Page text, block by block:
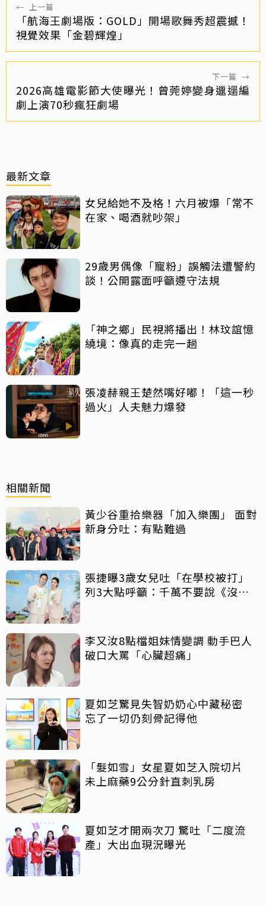
← 上一篇
「航海王劇場版：GOLD」開場歌舞秀超震撼！
視覺效果「金碧輝煌」
下一篇 →
2026高雄電影節大使曝光！曾莞婷變身邋遢編
劇上演70秒瘋狂劇場
最新文章
女兒給她不及格！六月被爆「常不
在家、喝酒就吵架」
29歲男偶像「寵粉」誤觸法遭警約
談！公開露面呼籲遵守法規
「神之鄉」民視將播出！林玟誼憶
繞境：像真的走完一趟
張凌赫親王楚然嘴好嘟！「這一秒
過火」人夫魅力爆發
相關新聞
黃少谷重拾樂器「加入樂團」 面對
新身分吐：有點難過
張捷曝3歲女兒吐「在學校被打」
列3大點呼籲：千萬不要說《沒關
李又汝8點檔姐妹情變調 動手巴人
破口大罵「心臟超痛」
夏如芝驚見失智奶奶心中藏秘密
忘了一切仍刻骨記得他
「髮如雪」女星夏如芝入院切片
未上麻藥9公分針直刺乳房
夏如芝才開兩次刀 驚吐「二度流
產」大出血現況曝光